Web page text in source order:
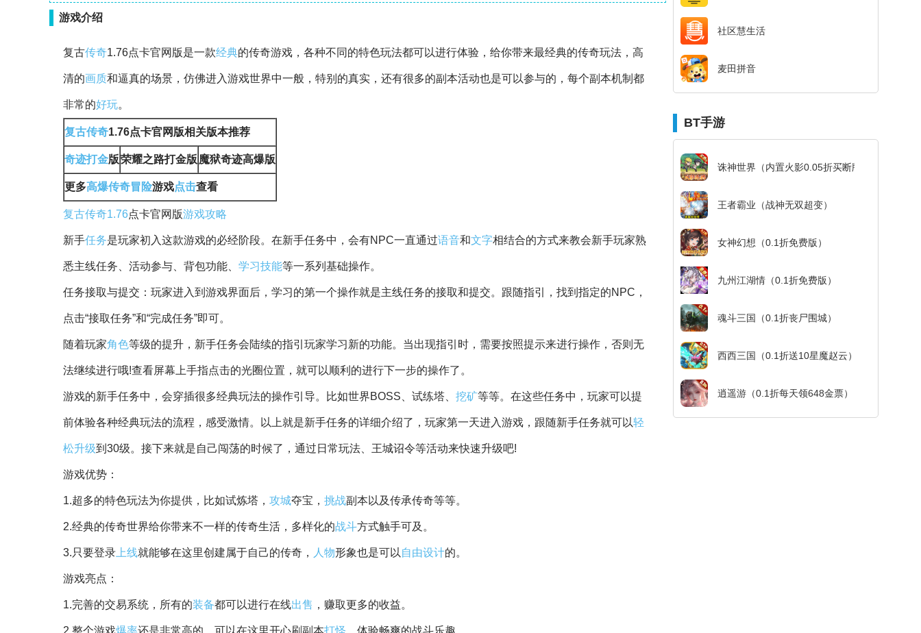
游戏介绍
复古传奇1.76点卡官网版是一款经典的传奇游戏，各种不同的特色玩法都可以进行体验，给你带来最经典的传奇玩法，高
清的画质和逼真的场景，仿佛进入游戏世界中一般，特别的真实，还有很多的副本活动也是可以参与的，每个副本机制都
非常的好玩。
复古传奇1.76点卡官网版相关版本推荐
奇迹打金版荣耀之路打金版 魔狱奇迹高爆版
更多高爆传奇冒险游戏点击查看
复古传奇1.76点卡官网版游戏攻略
新手任务是玩家初入这款游戏的必经阶段。在新手任务中，会有NPC一直通过语音和文字相结合的方式来教会新手玩家熟
悉主线任务、活动参与、背包功能、 学习技能等一系列基础操作。
任务接取与提交：玩家进入到游戏界面后，学习的第一个操作就是主线任务的接取和提交。跟随指引，找到指定的NPC，
点击“接取任务”和“完成任务”即可。
随着玩家角色等级的提升，新手任务会陆续的指引玩家学习新的功能。当出现指引时，需要按照提示来进行操作，否则无
法继续进行哦!查看屏幕上手指点击的光圈位置，就可以顺利的进行下一步的操作了。
游戏的新手任务中，会穿插很多经典玩法的操作引导。比如世界BOSS、试练塔、 挖矿等等。在这些任务中，玩家可以提
前体验各种经典玩法的流程，感受激情。以上就是新手任务的详细介绍了，玩家第一天进入游戏，跟随新手任务就可以轻
松升级到30级。接下来就是自己闯荡的时候了，通过日常玩法、王城诏令等活动来快速升级吧!
游戏优势：
1.超多的特色玩法为你提供，比如试炼塔， 攻城夺宝， 挑战副本以及传承传奇等等。
2.经典的传奇世界给你带来不一样的传奇生活，多样化的战斗方式触手可及。
3.只要登录 上线就能够在这里创建属于自己的传奇， 人物形象也是可以 自由设计的。
游戏亮点：
1.完善的交易系统，所有的装备都可以进行在线出售 ，赚取更多的收益。
2.整个游戏爆率还是非常高的，可以在这里开心刷副本打怪 ，体验畅爽的战斗乐趣。
社区慧生活
麦田拼音
BT手游
诛神世界（内置火影0.05折买断版）
王者霸业（战神无双超变）
女神幻想（0.1折免费版）
九州江湖情（0.1折免费版）
魂斗三国（0.1折丧尸围城）
西西三国（0.1折送10星魔赵云）
逍遥游（0.1折每天领648金票）